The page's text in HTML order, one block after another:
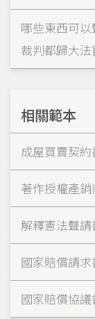
哪些東西可
裁判都歸大法
相關範本
成屋買賣契
著作授權產
解釋憲法聲
國家賠償請求
國家賠償協議